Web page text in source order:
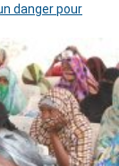
danger pour